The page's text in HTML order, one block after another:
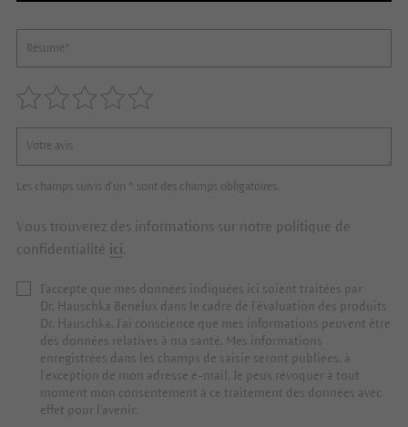
Les champs suivis d'un * sont des champs obligatoires.
Vous trouverez des informations sur notre politique de
confidentialité ici.
J’accepte que mes données indiquées ici soient traitées par
Dr. Hauschka Benelux dans le cadre de l’évaluation des produits
Dr. Hauschka. J’ai conscience que mes informations peuvent être
des données relatives à ma santé. Mes informations
enregistrées dans les champs de saisie seront publiées, à
l’exception de mon adresse e-mail. Je peux révoquer à tout
moment mon consentement à ce traitement des données avec
effet pour l’avenir.